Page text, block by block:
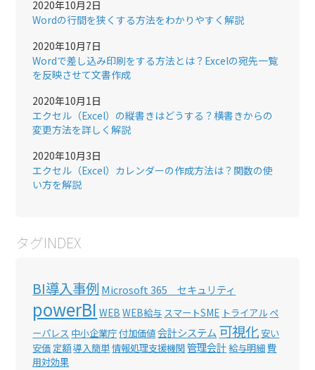
2020年10月2日
Wordの行間を狭くする方法をわかりやすく解説
2020年10月7日
Wordで差し込み印刷をする方法とは？Excelの宛先一覧
を反映させて文書作成
2020年10月1日
エクセル（Excel）の縦書きはどうする？横書きからの
変更方法を詳しく解説
2020年10月3日
エクセル（Excel）カレンダーの作成方法は？関数の使
い方を解説
タグINDEX
BI導入事例 Microsoft 365 セキュリティ
powerBI WEB WEB給与 スマートSME トライアルペ
ーパレス 中小企業庁付加価値会計システム可視化 安い
安価 定額導入簡単情報処理支援機関管理会計給与明細費
用対効果